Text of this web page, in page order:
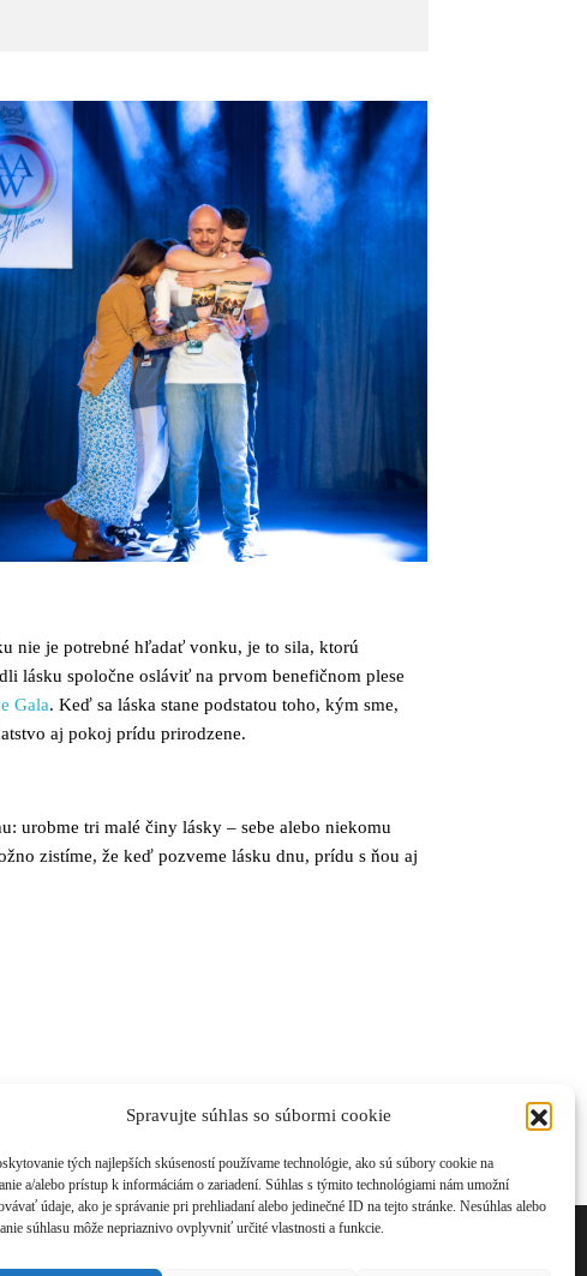
Spravujte súhlas so súbormi cookie
tých najlepších skúseností používame technológie, ako sú súbory cookie na
a/alebo prístup k informáciám o zariadení. Súhlas s týmito technológiami nám umožní
údaje, ako je správanie pri prehliadaní alebo jedinečné ID na tejto stránke. Nesúhlas alebo
súhlasu môže nepriaznivo ovplyvniť určité vlastnosti a funkcie.
nie je potrebné hľadať vonku, je to sila, ktorú
lásku spoločne osláviť na prvom benefičnom plese
Gala. Keď sa láska stane podstatou toho, kým sme,
aj pokoj prídu prirodzene.
urobme tri malé činy lásky – sebe alebo niekomu
zistíme, že keď pozveme lásku dnu, prídu s ňou aj